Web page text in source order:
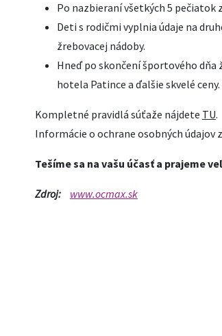
Po nazbieraní všetkých 5
Deti s rodičmi vyplnia údaje na
žrebovacej nádoby.
Hneď po skončení športového
hotela Patince a ďalšie skvelé
Kompletné pravidlá súťaže nájdete TU.
Informácie o ochrane osobných údajov
Tešíme sa na vašu účasť a prajeme
Zdroj: www.ocmax.sk